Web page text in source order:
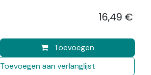
Toevoegen
Toevoegen aan verlanglijst
16,49 €